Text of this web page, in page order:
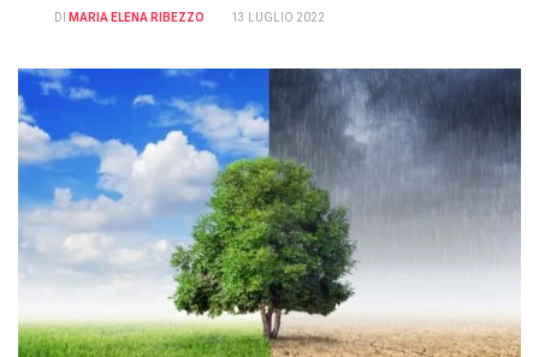
DI MARIA ELENA RIBEZZO 13 LUGLIO 2022